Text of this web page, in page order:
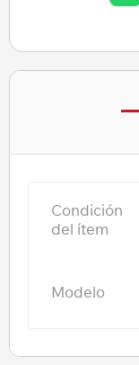
Condición
del ítem
Modelo